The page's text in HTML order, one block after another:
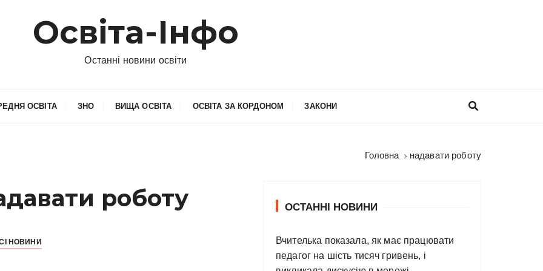
Освіта-Інфо
Останні новини освіти
ОСВІТА ЗНО ВИЩА ОСВІТА ОСВІТА ЗА КОРДОНОМ ЗАКОНИ
Головна надавати роботу
роботу
НОВИНИ
ОСТАННІ НОВИНИ
Вчителька показала, як має працювати
педагог на шість тисяч гривень, і